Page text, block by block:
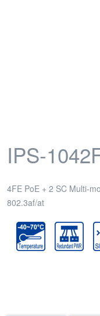
IPS-
4FE PoE + 2 SC Multi-
802.3af/at